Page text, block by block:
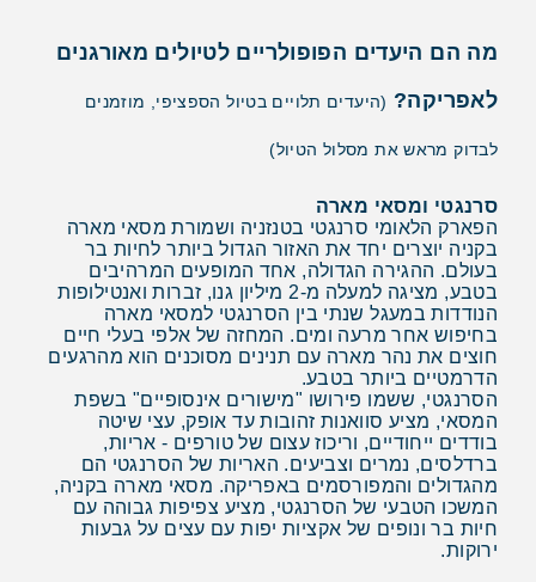
מה הם היעדים הפופולריים לטיולים מאורגנים
לאפריקה? (היעדים תלויים בטיול הספציפי, מוזמנים
לבדוק מראש את מסלול הטיול)
סרנגטי ומסאי מארה
הפארק הלאומי סרנגטי בטנזניה ושמורת מסאי מארה
בקניה יוצרים יחד את האזור הגדול ביותר לחיות בר
בעולם. ההגירה הגדולה, אחד המופעים המרהיבים
בטבע, מציגה למעלה מ-2 מיליון גנו, זברות ואנטילופות
הנודדות במעגל שנתי בין הסרנגטי למסאי מארה
בחיפוש אחר מרעה ומים. המחזה של אלפי בעלי חיים
חוצים את נהר מארה עם תנינים מסוכנים הוא מהרגעים
הדרמטיים ביותר בטבע.
הסרנגטי, ששמו פירושו "מישורים אינסופיים" בשפת
המסאי, מציע סוואנות זהובות עד אופק, עצי שיטה
בודדים ייחודיים, וריכוז עצום של טורפים - אריות,
ברדלסים, נמרים וצביעים. האריות של הסרנגטי הם
מהגדולים והמפורסמים באפריקה. מסאי מארה בקניה,
המשכו הטבעי של הסרנגטי, מציע צפיפות גבוהה עם
חיות בר ונופים של אקציות יפות עם עצים על גבעות
ירוקות.